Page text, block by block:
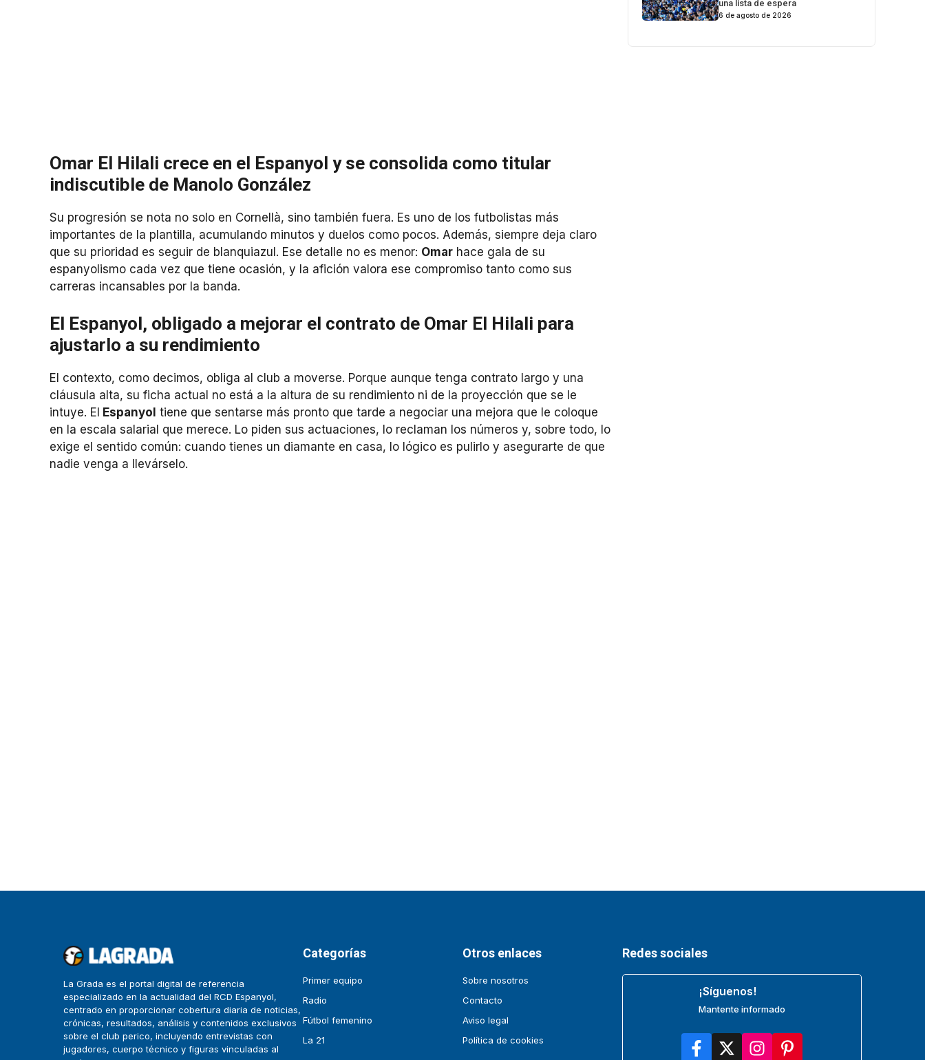
Omar El Hilali crece en el Espanyol y se consolida como titular
indiscutible de Manolo González
Su progresión se nota no solo en Cornellà, sino también fuera. Es uno de los futbolistas más
importantes de la plantilla, acumulando minutos y duelos como pocos. Además, siempre deja claro
que su prioridad es seguir de blanquiazul. Ese detalle no es menor: Omar hace gala de su
espanyolismo cada vez que tiene ocasión, y la afición valora ese compromiso tanto como sus
carreras incansables por la banda.
El Espanyol, obligado a mejorar el contrato de Omar El Hilali para
ajustarlo a su rendimiento
El contexto, como decimos, obliga al club a moverse. Porque aunque tenga contrato largo y una
cláusula alta, su ficha actual no está a la altura de su rendimiento ni de la proyección que se le
intuye. El Espanyol tiene que sentarse más pronto que tarde a negociar una mejora que le coloque
en la escala salarial que merece. Lo piden sus actuaciones, lo reclaman los números y, sobre todo, lo
exige el sentido común: cuando tienes un diamante en casa, lo lógico es pulirlo y asegurarte de que
nadie venga a llevárselo.
una lista de espera
6 de agosto de 2026
La Grada es el portal digital de referencia
especializado en la actualidad del RCD Espanyol,
centrado en proporcionar cobertura diaria de noticias,
crónicas, resultados, análisis y contenidos exclusivos
sobre el club perico, incluyendo entrevistas con
jugadores, cuerpo técnico y figuras vinculadas al
Categorías
Primer equipo
Radio
Fútbol femenino
La 21
Otros enlaces
Sobre nosotros
Contacto
Aviso legal
Política de cookies
Redes sociales
¡Síguenos!
Mantente informado